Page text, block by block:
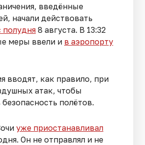
введённые
начали действовать
полудня 8 августа. В 13:32
меры ввели и в аэропорту
вводят, как правило, при
атак, чтобы
полётов.
уже приостанавливал
Он не отправлял и не